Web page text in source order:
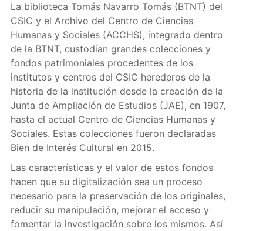
La biblioteca Tomás Navarro Tomás (BTNT) del
CSIC y el Archivo del Centro de Ciencias
Humanas y Sociales (ACCHS), integrado dentro
de la BTNT, custodian grandes colecciones y
fondos patrimoniales procedentes de los
institutos y centros del CSIC herederos de la
historia de la institución desde la creación de la
Junta de Ampliación de Estudios (JAE), en 1907,
hasta el actual Centro de Ciencias Humanas y
Sociales. Estas colecciones fueron declaradas
Bien de Interés Cultural en 2015.
Las características y el valor de estos fondos
hacen que su digitalización sea un proceso
necesario para la preservación de los originales,
reducir su manipulación, mejorar el acceso y
fomentar la investigación sobre los mismos. Así